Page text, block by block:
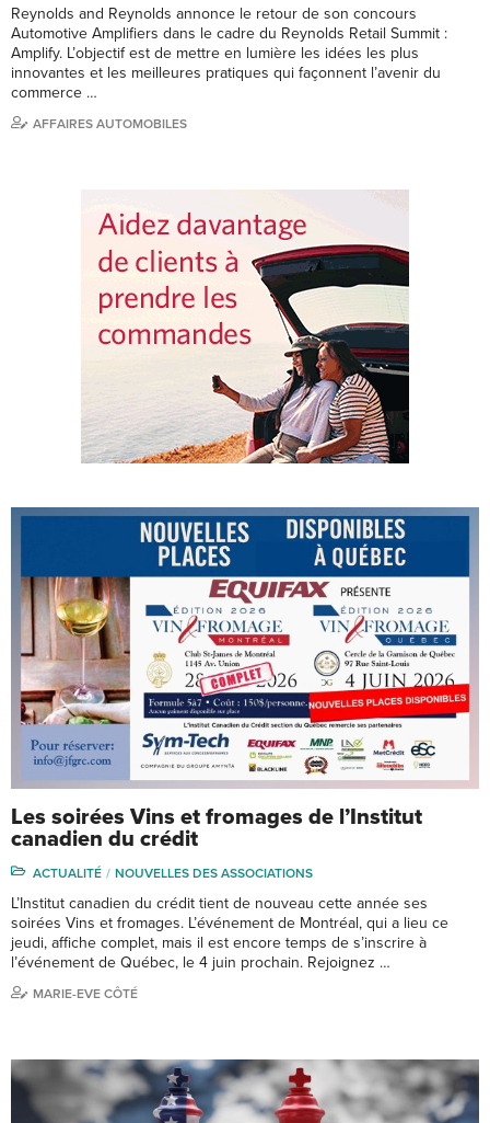
Reynolds and Reynolds annonce le retour de son concours
Automotive Amplifiers dans le cadre du Reynolds Retail Summit :
Amplify. L’objectif est de mettre en lumière les idées les plus
innovantes et les meilleures pratiques qui façonnent l’avenir du
commerce …
AFFAIRES AUTOMOBILES
Les soirées Vins et fromages de l’Institut
canadien du crédit
ACTUALITÉ NOUVELLES DES ASSOCIATIONS
L’Institut canadien du crédit tient de nouveau cette année ses
soirées Vins et fromages. L’événement de Montréal, qui a lieu ce
jeudi, affiche complet, mais il est encore temps de s’inscrire à
l’événement de Québec, le 4 juin prochain. Rejoignez …
MARIE-EVE CÔTÉ